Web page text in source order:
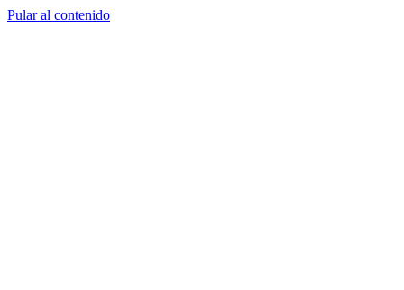
Pular al contenido